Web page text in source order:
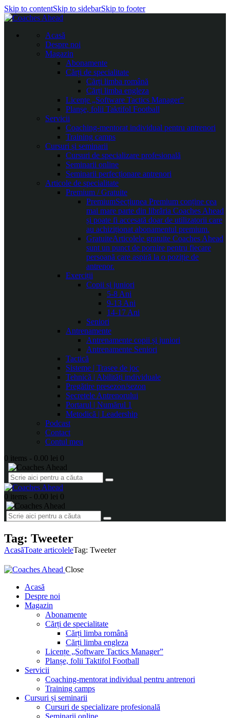
Skip to contentSkip to sidebarSkip to footer
Acasă
Despre noi
Magazin
Abonamente
Cărți de specialitate
Cărți limba română
Cărți limba engleza
Licențe „Software Tactics Manager”
Planșe, folii Taktifol Football
Servicii
Coaching-mentorat individual pentru antrenori
Training camps
Cursuri și seminarii
Cursuri de specializare profesională
Seminarii online
Seminarii perfecționare antrenori
Articole de specialitate
Premium / Gratuite
PremiumSecțiunea Premium conține cea
mai mare parte din librăria Coaches Ahead
și poate fi accesată doar de utilizatorii care
au achiziționat abonamentul premium.
GratuiteArticolele gratuite Coaches Ahead
sunt un punct de pornire pentru fiecare
persoană care aspiră la o poziție de
antrenor.
Exerciții
Copii și juniori
5-8 Ani
9-13 Ani
14-17 Ani
Seniori
Antrenamente
Antrenamente copii și juniori
Antrenamente Seniori
Tactică
Sisteme | Trasee de joc
Tehnică | Abilități individuale
Pregătire presezon/sezon
Secretele Antrenorului
Portarul | Numărul 1
Metodică | Leadership
Podcast
Contact
Contul meu
0 items - 0.00 lei 0
0 items - 0.00 lei 0
Tag: Tweeter
AcasăToate articoleleTag: Tweeter
Close
Acasă
Despre noi
Magazin
Abonamente
Cărți de specialitate
Cărți limba română
Cărți limba engleza
Licențe „Software Tactics Manager”
Planșe, folii Taktifol Football
Servicii
Coaching-mentorat individual pentru antrenori
Training camps
Cursuri și seminarii
Cursuri de specializare profesională
Seminarii online